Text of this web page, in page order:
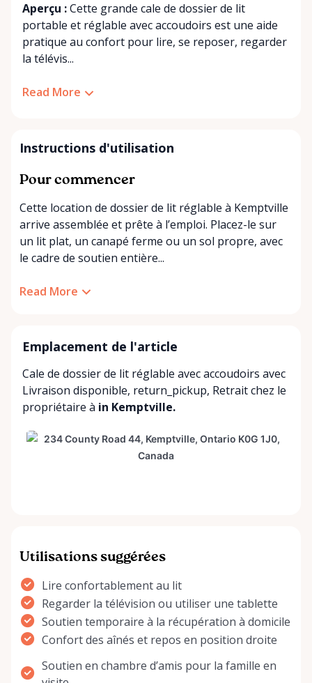
Aperçu :Cette grande cale de dossier de lit
portable et réglable avec accoudoirs est une aide
pratique au confort pour lire, se reposer, regarder
la télévis...
Read More
Instructions d'utilisation
Pour commencer
Cette location de dossier de lit réglable à Kemptville
arrive assemblée et prête à l’emploi. Placez-le sur
un lit plat, un canapé ferme ou un sol propre, avec
le cadre de soutien entière...
Read More
Emplacement de l'article
Cale de dossier de lit réglable avec accoudoirs avec
Livraison disponible, return_pickup, Retrait chez le
propriétaire à in Kemptville.
Utilisations suggérées
Lire confortablement au lit
Regarder la télévision ou utiliser une tablette
Soutien temporaire à la récupération à domicile
Confort des aînés et repos en position droite
Soutien en chambre d’amis pour la famille en